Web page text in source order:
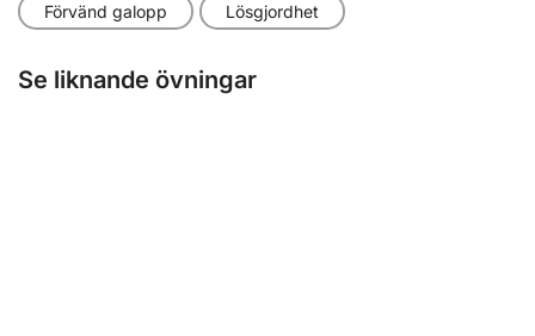
Förvänd galopp Lösgjordhet
Se liknande övningar